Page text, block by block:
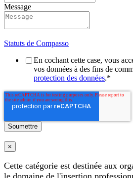
Message
Statuts de Compasso
En cochant cette case, vous
vos données à des fins de
protection des données.*
×
Cette catégorie est destinée aux
le domaine de l'insertion